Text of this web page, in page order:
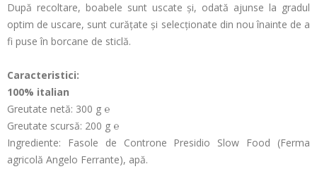
După recoltare, boabele sunt uscate și, odată ajunse la gradul
optim de uscare, sunt curățate și selecționate din nou înainte de a
fi puse în borcane de sticlă.
Caracteristici:
100% italian
Greutate netă: 300 g ℮
Greutate scursă: 200 g ℮
Ingrediente: Fasole de Controne Presidio Slow Food (Ferma
agricolă Angelo Ferrante), apă.